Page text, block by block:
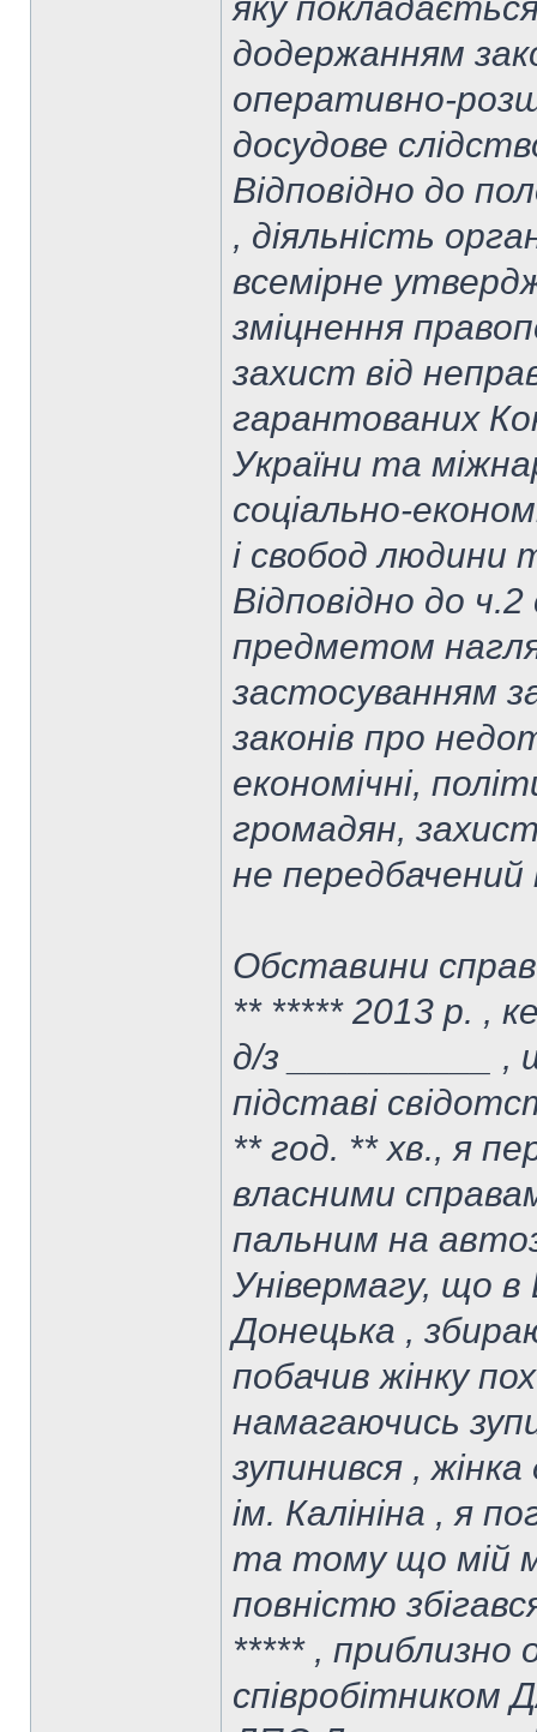
додержанням
оперативно-
досудове
Відповідно до
, діяльність
всемірне
зміцнення
захист від
гарантованих
України та
соціально-
і свобод
Відповідно до
предметом
застосуванням
законів про
економічні,
громадян, захист
не передбачений
Обставини
** ***** 2013 р. ,
д/з __________
підставі
** год. ** хв., я
власними
пальним на
Універмагу, що
Донецька ,
побачив жінку
намагаючись
зупинився , жінка
ім. Калініна , я
та тому що мій
повністю
***** , приблизно
співробітником